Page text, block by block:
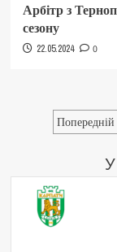
Арбітр з
сезону
22.05.2024 0
Попередній